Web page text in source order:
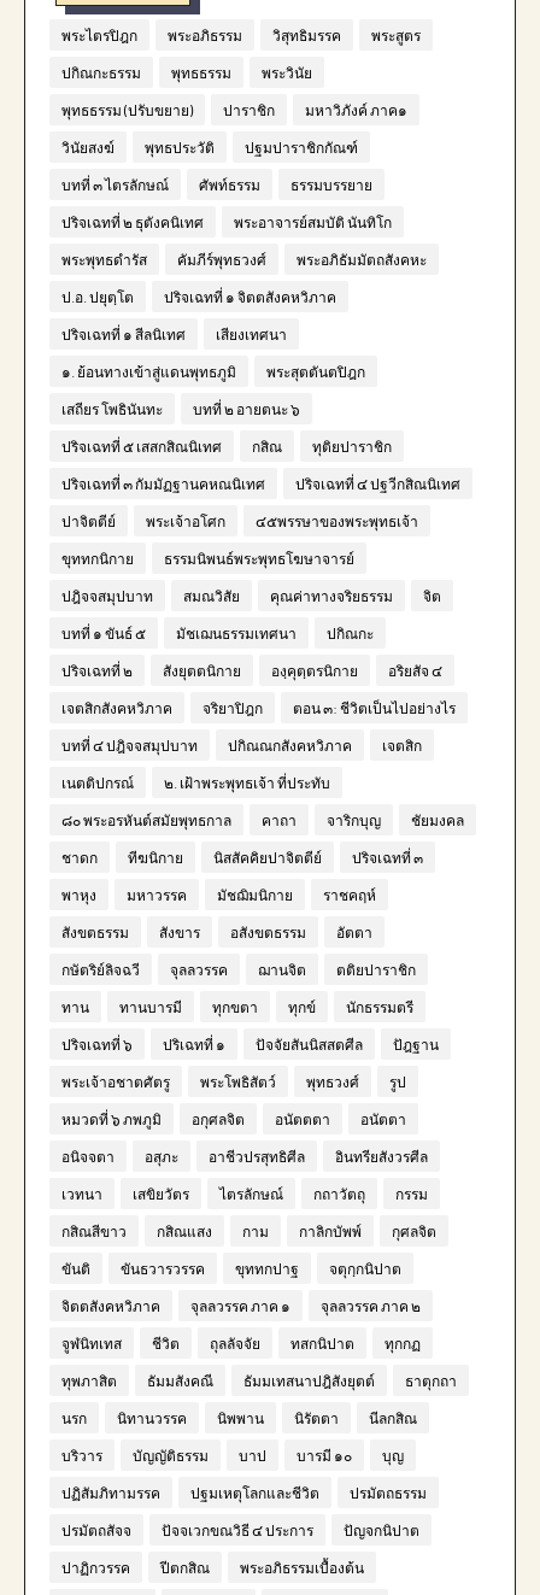
พระไตรปิฎก พระอภิธรรม วิสุทธิมรรค พระสูตร
ปกิณกะธรรม พุทธธรรม พระวินัย
พุทธธรรม (ปรับขยาย) ปาราชิก มหาวิภังค์ ภาค๑
วินัยสงฆ์ พุทธประวัติ ปฐมปาราชิกกัณฑ์
บทที่ ๓ ไตรลักษณ์ ศัพท์ธรรม ธรรมบรรยาย
ปริจเฉทที่ ๒ ธุตังคนิเทศ พระอาจารย์สมบัติ นันทิโก
พระพุทธดำรัส คัมภีร์พุทธวงศ์ พระอภิธัมมัตถสังคหะ
ป.อ. ปยุตฺโต ปริจเฉทที่ ๑ จิตตสังคหวิภาค
ปริจเฉทที่ ๑ สีลนิเทศ เสียงเทศนา
๑. ย้อนทางเข้าสู่แดนพุทธภูมิ พระสุตตันตปิฎก
เสถียร โพธินันทะ บทที่ ๒ อายตนะ ๖
ปริจเฉทที่ ๕ เสสกสิณนิเทศ กสิณ ทุติยปาราชิก
ปริจเฉทที่ ๓ กัมมัฏฐานคหณนิเทศ ปริจเฉทที่ ๔ ปฐวีกสิณนิเทศ
ปาจิตตีย์ พระเจ้าอโศก ๔๕พรรษาของพระพุทธเจ้า
ขุททกนิกาย ธรรมนิพนธ์พระพุทธโฆษาจารย์
ปฎิจจสมุปบาท สมณวิสัย คุณค่าทางจริยธรรม จิต
บทที่ ๑ ขันธ์ ๕ มัชเฌนธรรมเทศนา ปกิณกะ
ปริจเฉทที่ ๒ สังยุตตนิกาย องฺคุตฺตรนิกาย อริยสัจ ๔
เจตสิกสังคหวิภาค จริยาปิฎก ตอน ๓: ชีวิตเป็นไปอย่างไร
บทที่ ๔ ปฎิจจสมุปบาท ปกิณณกสังคหวิภาค เจตสิก
เนตติปกรณ์ ๒. เฝ้าพระพุทธเจ้า ที่ประทับ
๘๐ พระอรหันต์สมัยพุทธกาล คาถา จาริกบุญ ชัยมงคล
ชาดก ทีฆนิกาย นิสสัคคิยปาจิตตีย์ ปริจเฉทที่ ๓
พาหุง มหาวรรค มัชฌิมนิกาย ราชคฤห์
สังขตธรรม สังขาร อสังขตธรรม อัตตา
กษัตริย์ลิจฉวี จุลลวรรค ฌานจิต ตติยปาราชิก
ทาน ทานบารมี ทุกขตา ทุกข์ นักธรรมตรี
ปริจเฉทที่ ๖ ปริเฉทที่ ๑ ปัจจัยสันนิสสตศีล ปัฎฐาน
พระเจ้าอชาตศัตรู พระโพธิสัตว์ พุทธวงศ์ รูป
หมวดที่ ๖ ภพภูมิ อกุศลจิต อนัตตตา อนัตตา
อนิจจตา อสุภะ อาชีวปรสุทธิศีล อินทรียสังวรศีล
เวทนา เสขิยวัตร ไตรลักษณ์ กถาวัตถุ กรรม
กสิณสีขาว กสิณแสง กาม กาลิกบัพพ์ กุศลจิต
ขันติ ขันธวารวรรค ขุททกปาฐ จตุกฺกนิปาต
จิตตสังคหวิภาค จุลลวรรค ภาค ๑ จุลลวรรค ภาค ๒
จูฬนิทเทส ชีวิต ถุลลัจจัย ทสกนิปาต ทุกกฏ
ทุพภาสิต ธัมมสังคณี ธัมมเทสนาปฎิสังยุตต์ ธาตุกถา
นรก นิทานวรรค นิพพาน นิรัตตา นีลกสิณ
บริวาร บัญญัติธรรม บาป บารมี ๑๐ บุญ
ปฏิสัมภิทามรรค ปฐมเหตุโลกและชีวิต ปรมัตถธรรม
ปรมัตถสัจจ ปัจจเวกขณวิธี ๔ ประการ ปัญจกนิปาต
ปาฏิกวรรค ปีตกสิณ พระอภิธรรมเบื้องต้น